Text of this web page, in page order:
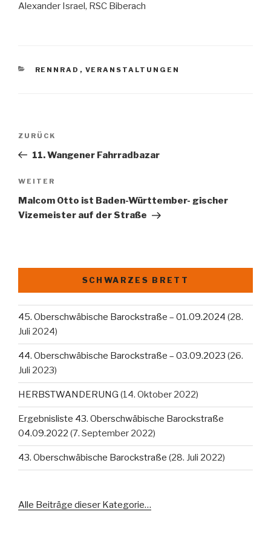
Alexander Israel, RSC Biberach
KATEGORIEN
RENNRAD , VERANSTALTUNGEN
Beitragsnavigation
Vorheriger
Beitrag
ZURÜCK
11. Wangener Fahrradbazar
Nächster
Beitrag
WEITER
Malcom Otto ist Baden-Württember- gischer
Vizemeister auf der Straße
SCHWARZES BRETT
45. Oberschwäbische Barockstraße – 01.09.2024 (28.
Juli 2024)
44. Oberschwäbische Barockstraße – 03.09.2023 (26.
Juli 2023)
HERBSTWANDERUNG (14. Oktober 2022)
Ergebnisliste 43. Oberschwäbische Barockstraße
04.09.2022 (7. September 2022)
43. Oberschwäbische Barockstraße (28. Juli 2022)
Alle Beiträge dieser Kategorie…